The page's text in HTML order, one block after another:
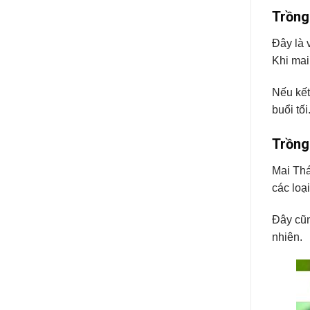
Đây là
Khi
Nếu
buổi tối.
Mai
các
Đây
nhiên.